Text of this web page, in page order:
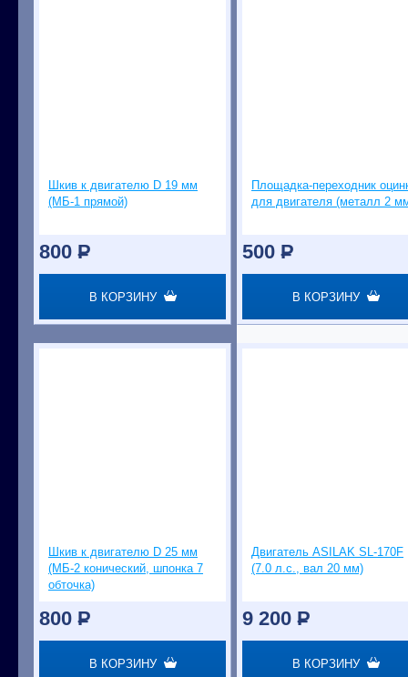
Шкив к двигателю D 19 мм
(МБ-1 прямой)
800 P
В КОРЗИНУ
Площадка-переходник
для двигателя (металл 2
500 P
В КОРЗИНУ
Шкив к двигателю D 25 мм
(МБ-2 конический, шпонка 7
обточка)
800 P
В КОРЗИНУ
Двигатель ASILAK SL-170F
(7.0 л.с., вал 20 мм)
9 200 P
В КОРЗИНУ